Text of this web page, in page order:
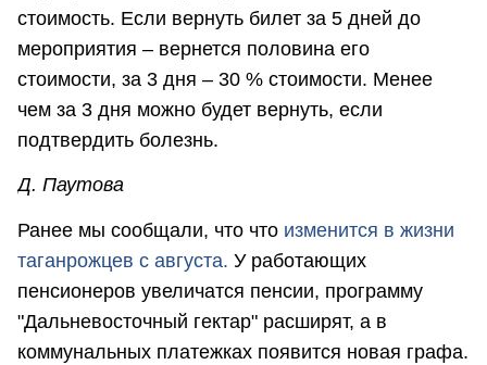
стоимость. Если вернуть билет за 5 дней до
мероприятия – вернется половина его
стоимости, за 3 дня – 30 % стоимости. Менее
чем за 3 дня можно будет вернуть, если
подтвердить болезнь.
Д. Паутова
Ранее мы сообщали, что что изменится в жизни
таганрожцев с августа. У работающих
пенсионеров увеличатся пенсии, программу
"Дальневосточный гектар" расширят, а в
коммунальных платежках появится новая графа.